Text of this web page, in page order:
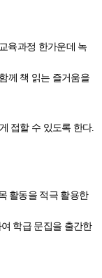
육과정 한가운데 녹
께 책 읽는 즐거움을
접할 수 있도록 한다.
활동을 적극 활용한
학급 문집을 출간한